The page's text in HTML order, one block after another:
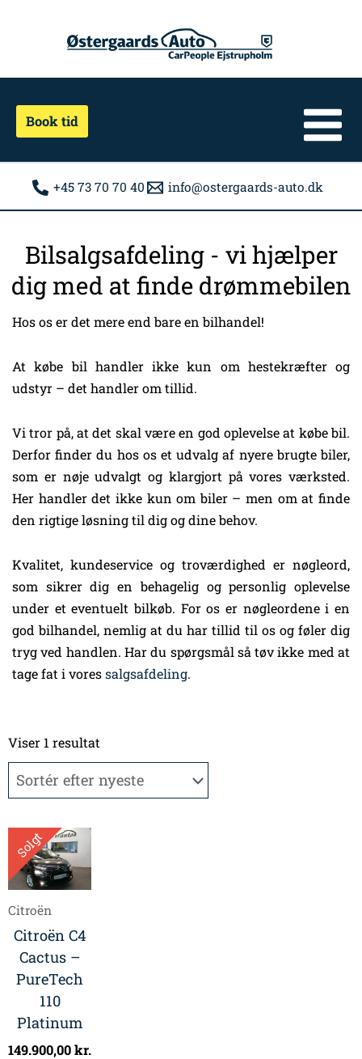
Book tid
+45 73 70 70 40 info@ostergaards-auto.dk
Bilsalgsafdeling - vi hjælper
dig med at finde drømmebilen
Hos os er det mere end bare en bilhandel!
At købe bil handler ikke kun om hestekræfter og
udstyr – det handler om tillid.
Vi tror på, at det skal være en god oplevelse at købe bil.
Derfor finder du hos os et udvalg af nyere brugte biler,
som er nøje udvalgt og klargjort på vores værksted.
Her handler det ikke kun om biler – men om at finde
den rigtige løsning til dig og dine behov.
Kvalitet, kundeservice og troværdighed er nøgleord,
som sikrer dig en behagelig og personlig oplevelse
under et eventuelt bilkøb. For os er nøgleordene i en
god bilhandel, nemlig at du har tillid til os og føler dig
tryg ved handlen. Har du spørgsmål så tøv ikke med at
tage fat i voressalgsafdeling.
Viser 1 resultat
Solgt
Citroën
Citroën C4
Cactus –
PureTech
110
Platinum
149.900,00kr.